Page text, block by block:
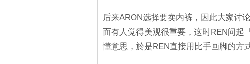
后来ARON选择要卖内裤，因此大家讨
而有人觉得美观很重要，这时REN问起
懂意思，於是REN直接用比手画脚的方